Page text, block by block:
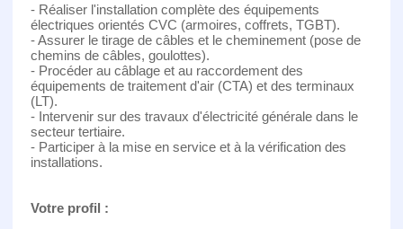
- Réaliser l'installation complète des équipements
électriques orientés CVC (armoires, coffrets, TGBT).
- Assurer le tirage de câbles et le cheminement (pose de
chemins de câbles, goulottes).
- Procéder au câblage et au raccordement des
équipements de traitement d'air (CTA) et des terminaux
(LT).
- Intervenir sur des travaux d'électricité générale dans le
secteur tertiaire.
- Participer à la mise en service et à la vérification des
installations.
Votre profil :